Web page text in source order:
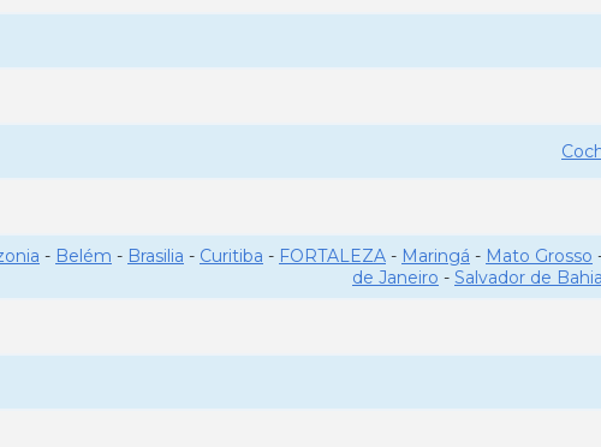
- Belém - Brasilia - Curitiba - FORTALEZA - Maringá - Mato Grosso
de Janeiro - Salvador de Bahia